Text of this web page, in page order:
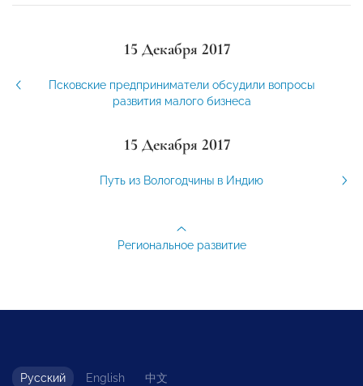
15 Декабря 2017
Псковские предприниматели обсудили вопросы
развития малого бизнеса
15 Декабря 2017
Путь из Вологодчины в Индию
Региональное развитие
Русский English 中文